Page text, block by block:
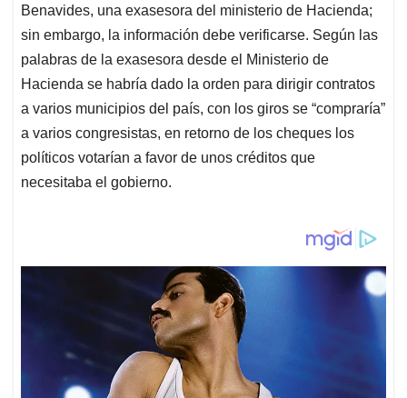
Benavides, una exasesora del ministerio de Hacienda;
sin embargo, la información debe verificarse. Según las
palabras de la exasesora desde el Ministerio de
Hacienda se habría dado la orden para dirigir contratos
a varios municipios del país, con los giros se “compraría”
a varios congresistas, en retorno de los cheques los
políticos votarían a favor de unos créditos que
necesitaba el gobierno.